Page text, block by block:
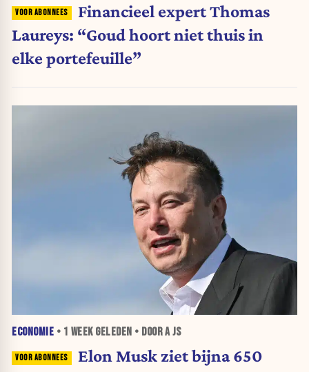
Financieel expert Thomas
Laureys: “Goud hoort niet thuis in
elke portefeuille”
ECONOMIE • 1 WEEKGELEDEN • DOOR A JS
Elon Musk ziet bijna 650